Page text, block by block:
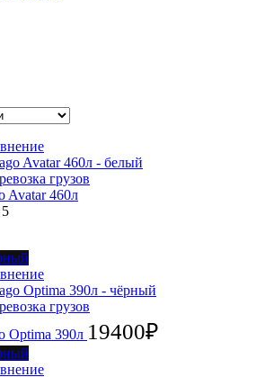
грузов
Avatar 460л
грузов
Optima 390л 19400₽